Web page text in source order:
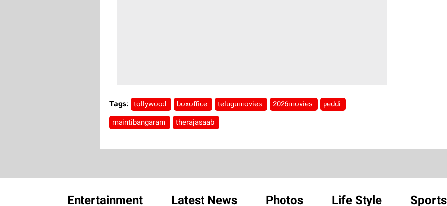
Tags: tollywood boxoffice telugumovies 2026movies peddi
maintibangaram therajasaab
Entertainment Latest News Photos Life Style Sports